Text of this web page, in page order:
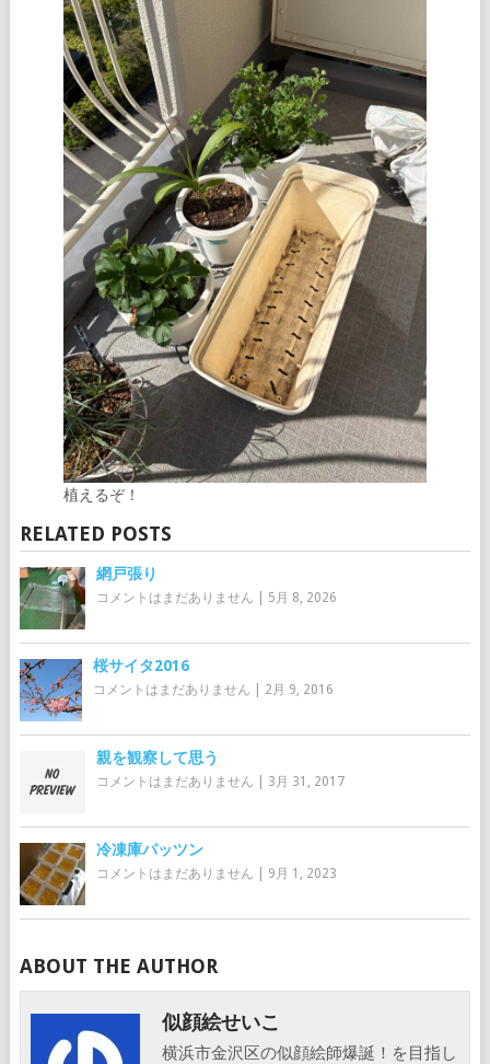
植えるぞ！
RELATED POSTS
網戸張り
コメントはまだありません 5月 8, 2026
桜サイタ2016
コメントはまだありません 2月 9, 2016
親を観察して思う
コメントはまだありません 3月 31, 2017
冷凍庫パッツン
コメントはまだありません 9月 1, 2023
ABOUT THE AUTHOR
似顔絵せいこ
横浜市金沢区の似顔絵師爆誕！を目指し